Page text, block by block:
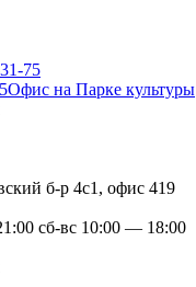
75
Офис на Парке культуры
б-р 4с1, офис 419
сб-вс 10:00 — 18:00